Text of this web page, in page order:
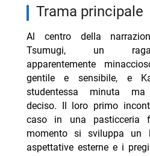
trama principale
Al centro della
Tsumugi, un
apparentemente
gentile e sensibile, e
studentessa minuta
deciso. Il loro primo
caso in una pasticceria
momento si sviluppa un
aspettative esterne e i